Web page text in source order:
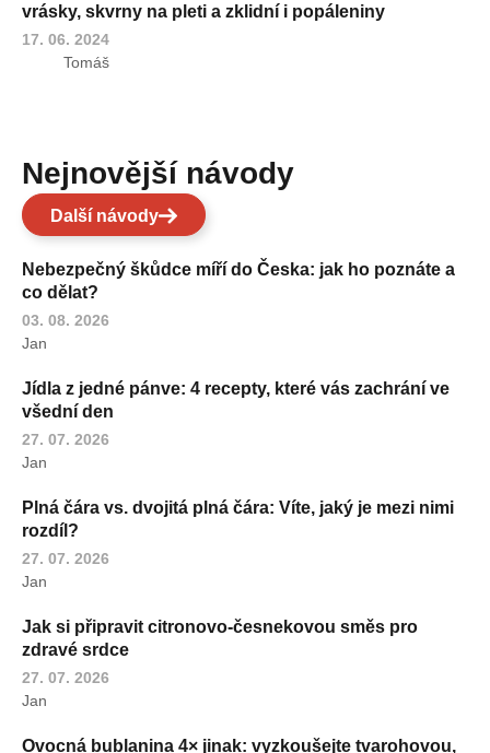
vrásky, skvrny na pleti a zklidní i popáleniny
17. 06. 2024
Tomáš
Nejnovější návody
Další návody
Nebezpečný škůdce míří do Česka: jak ho poznáte a
co dělat?
03. 08. 2026
Jan
Jídla z jedné pánve: 4 recepty, které vás zachrání ve
všední den
27. 07. 2026
Jan
Plná čára vs. dvojitá plná čára: Víte, jaký je mezi nimi
rozdíl?
27. 07. 2026
Jan
Jak si připravit citronovo-česnekovou směs pro
zdravé srdce
27. 07. 2026
Jan
Ovocná bublanina 4× jinak: vyzkoušejte tvarohovou,